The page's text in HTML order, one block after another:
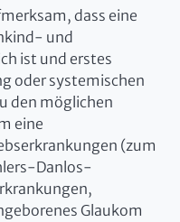
dass eine
und
ist und erstes
oder systemischen
den möglichen
eine
(zum
Danlos-
Glaukom